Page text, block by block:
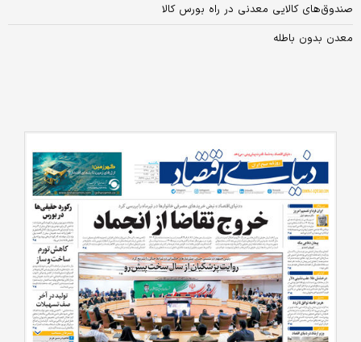
صندوق‌های کالایی معدنی در راه بورس کالا
معدن بدون باطله